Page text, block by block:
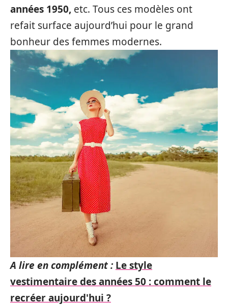
années 1950, etc. Tous ces modèles ont
refait surface aujourd’hui pour le grand
bonheur des femmes modernes.
A lire en complément : Le style
vestimentaire des années 50 : comment le
recréer aujourd'hui ?